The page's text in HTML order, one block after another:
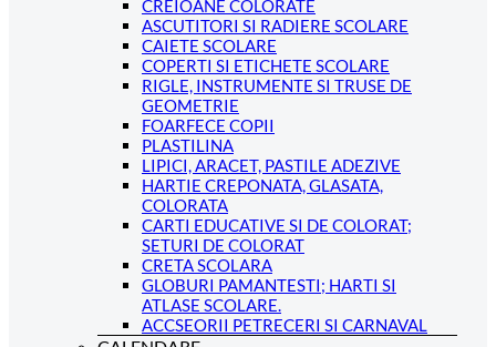
CREIOANE COLORATE
ASCUTITORI SI RADIERE SCOLARE
CAIETE SCOLARE
COPERTI SI ETICHETE SCOLARE
RIGLE, INSTRUMENTE SI TRUSE DE
GEOMETRIE
FOARFECE COPII
PLASTILINA
LIPICI, ARACET, PASTILE ADEZIVE
HARTIE CREPONATA, GLASATA,
COLORATA
CARTI EDUCATIVE SI DE COLORAT;
SETURI DE COLORAT
CRETA SCOLARA
GLOBURI PAMANTESTI; HARTI SI
ATLASE SCOLARE.
ACCSEORII PETRECERI SI CARNAVAL